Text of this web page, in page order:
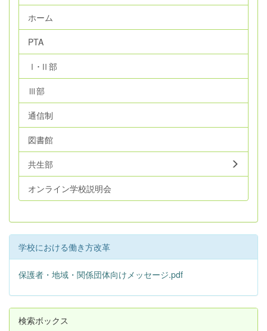
ホーム
PTA
Ⅰ･Ⅱ部
Ⅲ部
通信制
図書館
共生部
オンライン学校説明会
学校における働き方改革
保護者・地域・関係団体向けメッセージ.pdf
検索ボックス